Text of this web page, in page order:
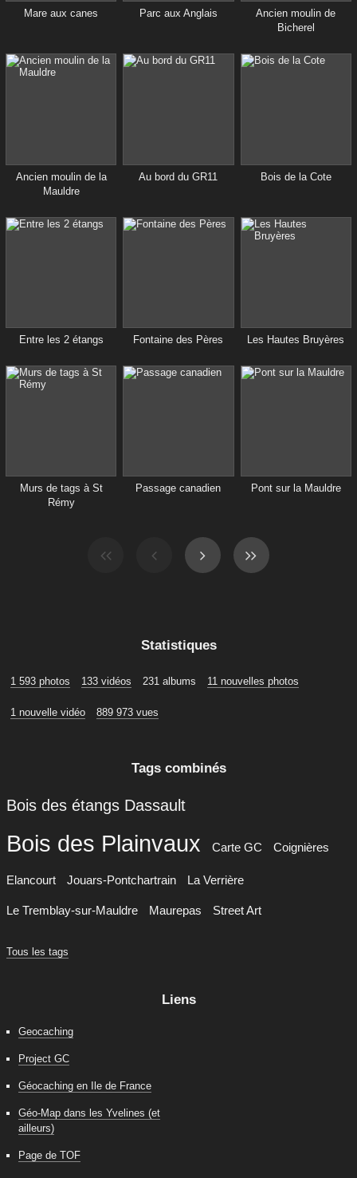
Mare aux canes Parc aux Anglais
Ancien moulin de
Bicherel
Ancien moulin de la
Mauldre
Au bord du GR11 Bois de la Cote
Entre les 2 étangs Fontaine des Pères Les Hautes Bruyères
Murs de tags à St
Rémy
Passage canadien Pont sur la Mauldre
Statistiques
1 593 photos 133 vidéos 231 albums 11 nouvelles photos
1 nouvelle vidéo 889 973 vues
Tags combinés
Bois des étangs Dassault
Bois des Plainvaux Carte GC Coignières
Elancourt Jouars-Pontchartrain La Verrière
Le Tremblay-sur-Mauldre Maurepas Street Art
Tous les tags
Liens
Geocaching
Project GC
Géocaching en Ile de France
Géo-Map dans les Yvelines (et
ailleurs)
Page de TOF